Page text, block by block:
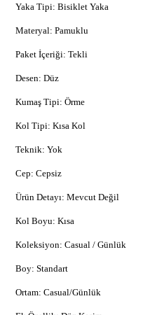
Yaka Tipi: Bisiklet Yaka
Materyal: Pamuklu
Paket İçeriği: Tekli
Desen: Düz
Kumaş Tipi: Örme
Kol Tipi: Kısa Kol
Teknik: Yok
Cep: Cepsiz
Ürün Detayı: Mevcut Değil
Kol Boyu: Kısa
Koleksiyon: Casual / Günlük
Boy: Standart
Ortam: Casual/Günlük